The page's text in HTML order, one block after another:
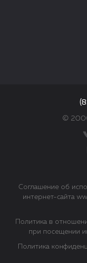
©
Политика в
при посещении
Соглашение об
интернет-сайта
Политика